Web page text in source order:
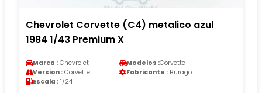
Chevrolet Corvette (C4) metalico azul
1984 1/43 Premium X
Marca : Chevrolet Modelos :Corvette
Version : Corvette Fabricante : Burago
Escala : 1/24